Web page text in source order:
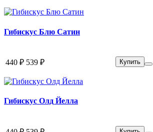
Гибискус Блю Сатин
440 ₽ 539 ₽ Купить
Гибискус Олд Йелла